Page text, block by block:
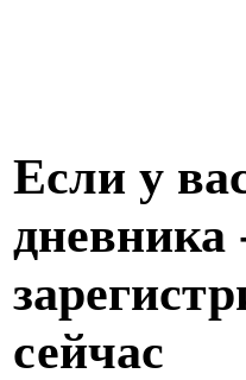
Если у
дневника
сейчас